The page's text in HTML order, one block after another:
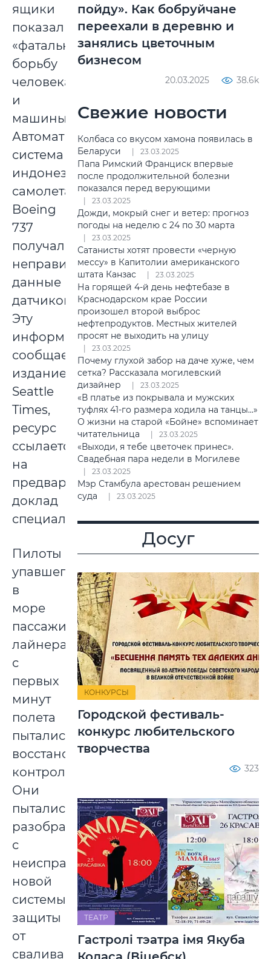
ящики
показали
«фатальную
борьбу
человека
и
машины».
Автоматическая
система
индонезийского
самолета
Boeing
737
получала
неправильные
данные
датчиков.
Эту
информацию
сообщает
издание
Seattle
Times,
ресурс
ссылается
на
предварительный
доклад
специалистов.
Пилоты
упавшего
в
море
пассажирского
лайнера
с
первых
минут
полета
пытались
восстановить
контроль.
Они
пытались
разобраться
с
неисправностью
новой
системы
защиты
от
сваливания
пойду». Как бобруйчане
переехали в деревню и
занялись цветочным
бизнесом
20.03.2025 38.6k
Свежие новости
Колбаса со вкусом хамона появилась в
Беларуси
23.03.2025
Папа Римский Франциск впервые
после продолжительной болезни
показался перед верующими
23.03.2025
Дожди, мокрый снег и ветер: прогноз
погоды на неделю с 24 по 30 марта
23.03.2025
Сатанисты хотят провести «черную
мессу» в Капитолии американского
штата Канзас
23.03.2025
На горящей 4-й день нефтебазе в
Краснодарском крае России
произошел второй выброс
нефтепродуктов. Местных жителей
просят не выходить на улицу
23.03.2025
Почему глухой забор на даче хуже, чем
сетка? Рассказала могилевский
дизайнер
23.03.2025
«В платье из покрывала и мужских
туфлях 41-го размера ходила на танцы...»
О жизни на старой «Бойне» вспоминает
читательница
23.03.2025
«Выходи, я тебе цветочек принес».
Свадебная пара недели в Могилеве
23.03.2025
Мэр Стамбула арестован решением
суда
23.03.2025
Досуг
КОНКУРСЫ
Городской фестиваль-
конкурс любительского
творчества
323
ТЕАТР
Гастролі тэатра імя Якуба